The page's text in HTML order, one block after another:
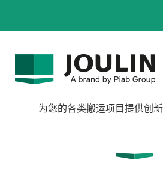
为您的各类搬运项目提供创